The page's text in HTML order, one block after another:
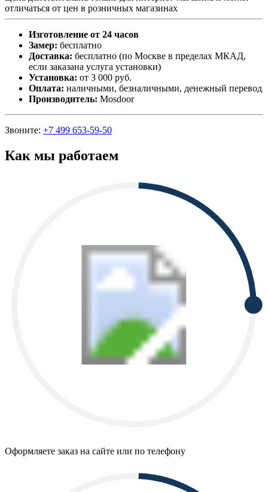
отличаться от цен в розничных магазинах
Изготовление от 24 часов
Замер: бесплатно
Доставка: бесплатно (по Москве в пределах МКАД,
если заказана услуга установки)
Установка: от 3 000 руб.
Оплата: наличными, безналичными, денежный перевод
Производитель: Mosdoor
Звоните: +7 499 653-59-50
Как мы работаем
Оформляете заказ на сайте или по телефону